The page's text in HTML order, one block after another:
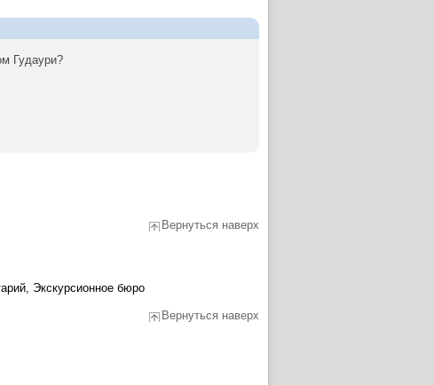
Гудаури?
Вернуться наверх
Экскурсионное бюро
Вернуться наверх